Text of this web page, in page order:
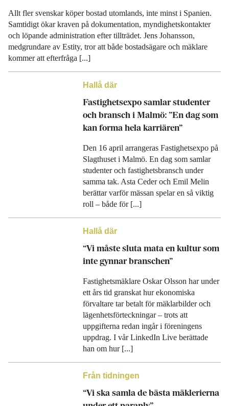
Allt fler svenskar köper bostad utomlands, inte minst i Spanien.
Samtidigt ökar kraven på dokumentation, myndighetskontakter
och löpande administration efter tillträdet. Jens Johansson,
medgrundare av Estity, tror att både bostadsägare och mäklare
kommer att efterfråga [...]
Hallå där
Fastighetsexpo samlar studenter
och bransch i Malmö: ”En dag som
kan forma hela karriären”
Den 16 april arrangeras Fastighetsexpo på
Slagthuset i Malmö. En dag som samlar
studenter och fastighetsbransch under
samma tak. Asta Ceder och Emil Melin
berättar varför mässan spelar en så viktig
roll – både för [...]
Hallå där
“Vi måste sluta mata en kultur som
inte gynnar branschen”
Fastighetsmäklare Oskar Olsson har under
ett års tid granskat hur ekonomiska
förvaltare tar betalt för mäklarbilder och
lägenhetsförteckningar – trots att
uppgifterna redan ingår i föreningens
uppdrag. I vår LinkedIn Live berättade
han om hur [...]
Från tidningen
“Vi ska samla de bästa mäklerierna